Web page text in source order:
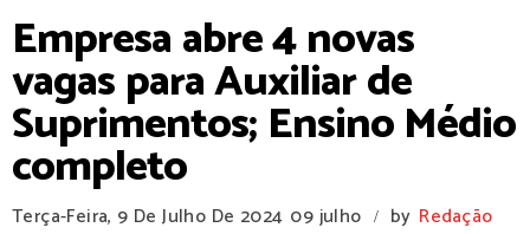
Empresa abre 4 novas
vagas para Auxiliar de
Suprimentos; Ensino Médio
completo
Terça-Feira, 9 De Julho De 2024 09 julho / by Redação